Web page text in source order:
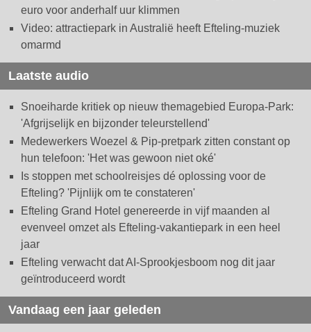
euro voor anderhalf uur klimmen
Video: attractiepark in Australië heeft Efteling-muziek
omarmd
Laatste audio
Snoeiharde kritiek op nieuw themagebied Europa-Park:
'Afgrijselijk en bijzonder teleurstellend'
Medewerkers Woezel & Pip-pretpark zitten constant op
hun telefoon: 'Het was gewoon niet oké'
Is stoppen met schoolreisjes dé oplossing voor de
Efteling? 'Pijnlijk om te constateren'
Efteling Grand Hotel genereerde in vijf maanden al
evenveel omzet als Efteling-vakantiepark in een heel
jaar
Efteling verwacht dat AI-Sprookjesboom nog dit jaar
geïntroduceerd wordt
Vandaag een jaar geleden